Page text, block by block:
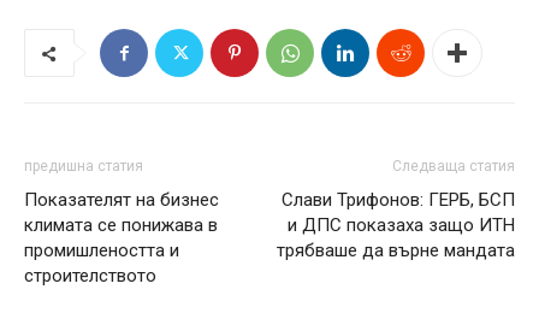
предишна статия
Показателят на бизнес
климата се понижава в
промишлеността и
строителството
Следваща статия
Слави Трифонов: ГЕРБ, БСП
и ДПС показаха защо ИТН
трябваше да върне мандата